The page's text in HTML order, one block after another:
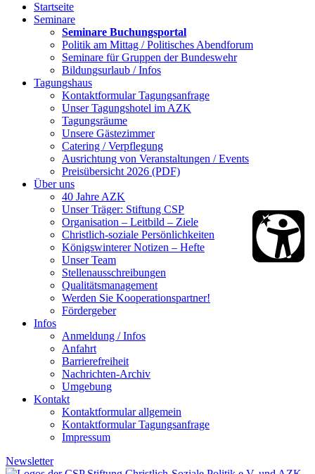
Startseite
Seminare
Seminare Buchungsportal
Politik am Mittag / Politisches Abendforum
Seminare für Gruppen der Bundeswehr
Bildungsurlaub / Infos
Tagungshaus
Kontaktformular Tagungsanfrage
Unser Tagungshotel im AZK
Tagungsräume
Unsere Gästezimmer
Catering / Verpflegung
Ausrichtung von Veranstaltungen / Events
Preisübersicht 2026 (PDF)
Über uns
40 Jahre AZK
Unser Träger: Stiftung CSP
Organisation – Leitbild – Ziele
Christlich-soziale Persönlichkeiten
Königswinterer Notizen – Hefte
Unser Team
Stellenausschreibungen
Qualitätsmanagement
Werden Sie Kooperationspartner!
Fördergeber
Infos
Anmeldung / Infos
Anfahrt
Barrierefreiheit
Nachrichten-Archiv
Umgebung
Kontakt
Kontaktformular allgemein
Kontaktformular Tagungsanfrage
Impressum
Newsletter